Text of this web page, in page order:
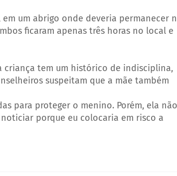
um abrigo onde deveria permanecer
ficaram apenas três horas no local e
criança tem um histórico de indisciplina,
suspeitam que a mãe também
para proteger o menino. Porém, ela não
porque eu colocaria em risco a